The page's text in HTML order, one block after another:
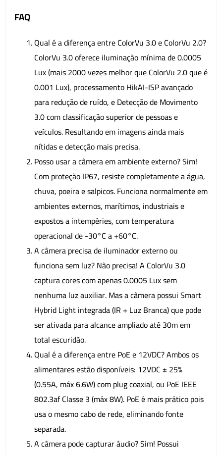
FAQ
Qual é a diferença entre ColorVu 3.0 e ColorVu 2.0?
ColorVu 3.0 oferece iluminação mínima de 0.0005
Lux (mais 2000 vezes melhor que ColorVu 2.0 que é
0.001 Lux), processamento HikAI-ISP avançado
para redução de ruído, e Detecção de Movimento
3.0 com classificação superior de pessoas e
veículos. Resultando em imagens ainda mais
nítidas e detecção mais precisa.
Posso usar a câmera em ambiente externo? Sim!
Com proteção IP67, resiste completamente a água,
chuva, poeira e salpicos. Funciona normalmente em
ambientes externos, marítimos, industriais e
expostos a intempéries, com temperatura
operacional de -30°C a +60°C.
A câmera precisa de iluminador externo ou
funciona sem luz? Não precisa! A ColorVu 3.0
captura cores com apenas 0.0005 Lux sem
nenhuma luz auxiliar. Mas a câmera possui Smart
Hybrid Light integrada (IR + Luz Branca) que pode
ser ativada para alcance ampliado até 30m em
total escuridão.
Qual é a diferença entre PoE e 12VDC? Ambos os
alimentares estão disponíveis: 12VDC ± 25%
(0.55A, máx 6.6W) com plug coaxial, ou PoE IEEE
802.3af Classe 3 (máx 8W). PoE é mais prático pois
usa o mesmo cabo de rede, eliminando fonte
separada.
A câmera pode capturar áudio? Sim! Possui